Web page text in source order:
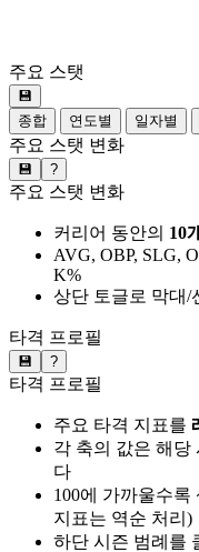
주요 스탯
💾
종합
연도별 일자별
주요 스탯 변화
💾 ?
주요 스탯 변화
커리어 동안의 10
AVG, OBP, SLG,
K%
상단 토글로 막대/
타격 프로필
💾 ?
타격 프로필
주요 타격 지표를
각 축의 값은 해당
다
100에 가까울수록
지표는 역순 처리)
하단 시즌 범례를